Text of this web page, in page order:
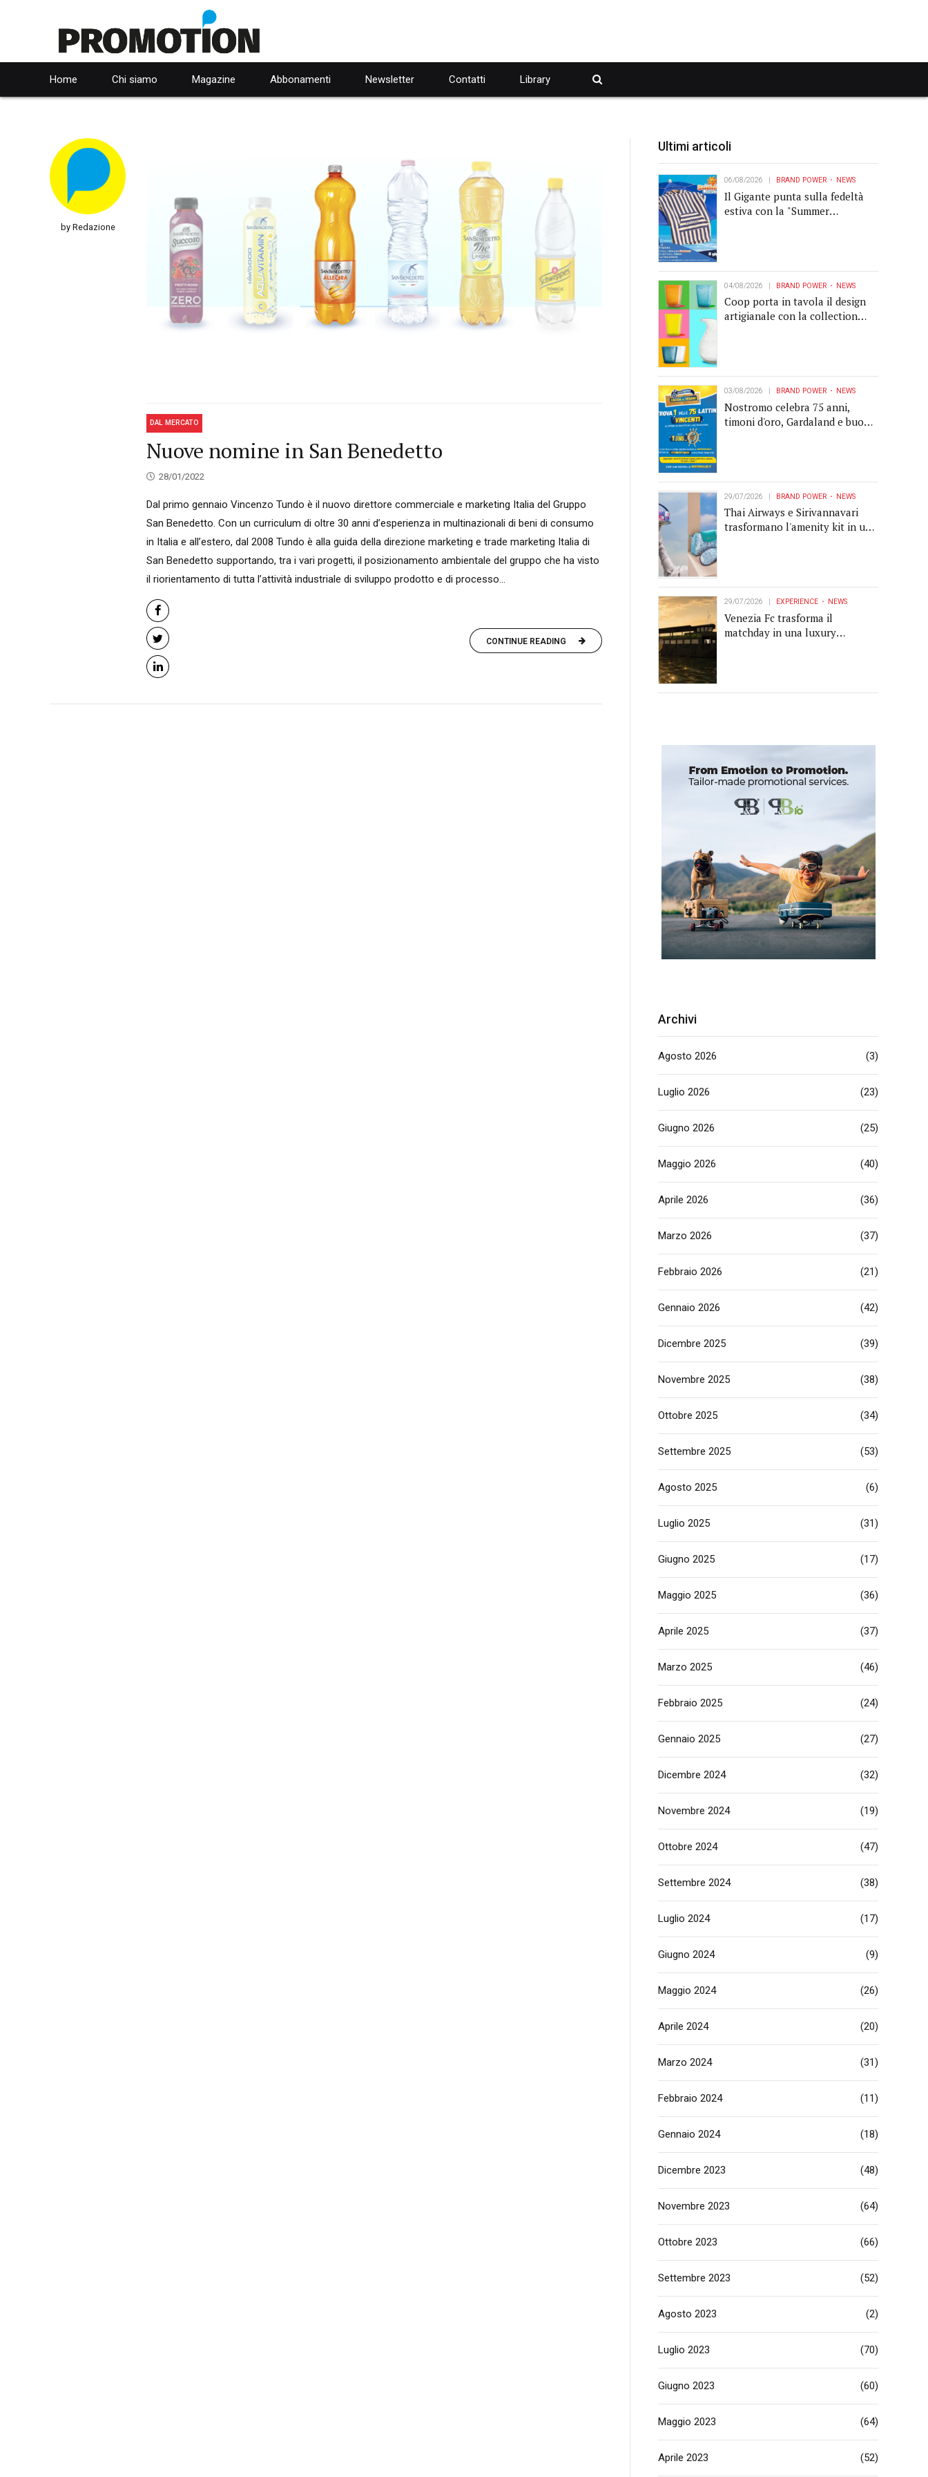
Home Chi siamo Magazine Abbonamenti Newsletter Contatti Library
by Redazione
DAL MERCATO
Nuove nomine in San Benedetto
28/01/2022
Dal primo gennaio Vincenzo Tundo è il nuovo direttore commerciale e marketing Italia del Gruppo
San Benedetto. Con un curriculum di oltre 30 anni d’esperienza in multinazionali di beni di consumo
in Italia e all’estero, dal 2008 Tundo è alla guida della direzione marketing e trade marketing Italia di
San Benedetto supportando, tra i vari progetti, il posizionamento ambientale del gruppo che ha visto
il riorientamento di tutta l’attività industriale di sviluppo prodotto e di processo...
CONTINUE READING
Ultimi articoli
06/08/2026 BRAND POWER NEWS
Il Gigante punta sulla fedeltà
estiva con la "Summer
04/08/2026 BRAND POWER NEWS
Coop porta in tavola il design
artigianale con la collection
03/08/2026 BRAND POWER NEWS
Nostromo celebra 75 anni,
timoni d'oro, Gardaland e buoni
29/07/2026 BRAND POWER NEWS
Thai Airways e Sirivannavari
trasformano l'amenity kit in un
29/07/2026 EXPERIENCE NEWS
Venezia Fc trasforma il
matchday in una luxury
Archivi
Agosto 2026 (3)
Luglio 2026 (23)
Giugno 2026 (25)
Maggio 2026 (40)
Aprile 2026 (36)
Marzo 2026 (37)
Febbraio 2026 (21)
Gennaio 2026 (42)
Dicembre 2025 (39)
Novembre 2025 (38)
Ottobre 2025 (34)
Settembre 2025 (53)
Agosto 2025 (6)
Luglio 2025 (31)
Giugno 2025 (17)
Maggio 2025 (36)
Aprile 2025 (37)
Marzo 2025 (46)
Febbraio 2025 (24)
Gennaio 2025 (27)
Dicembre 2024 (32)
Novembre 2024 (19)
Ottobre 2024 (47)
Settembre 2024 (38)
Luglio 2024 (17)
Giugno 2024 (9)
Maggio 2024 (26)
Aprile 2024 (20)
Marzo 2024 (31)
Febbraio 2024 (11)
Gennaio 2024 (18)
Dicembre 2023 (48)
Novembre 2023 (64)
Ottobre 2023 (66)
Settembre 2023 (52)
Agosto 2023 (2)
Luglio 2023 (70)
Giugno 2023 (60)
Maggio 2023 (64)
Aprile 2023 (52)